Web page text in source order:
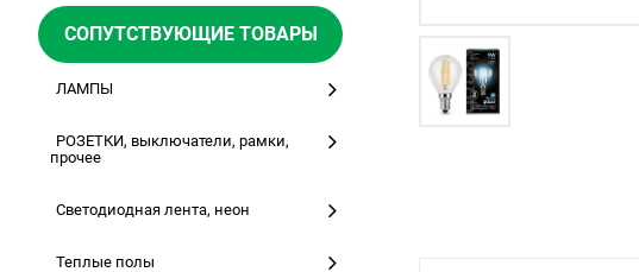
СОПУТСТВУЮЩИЕ ТОВАРЫ
ЛАМПЫ
РОЗЕТКИ, выключатели, рамки,
прочее
Светодиодная лента, неон
Теплые полы